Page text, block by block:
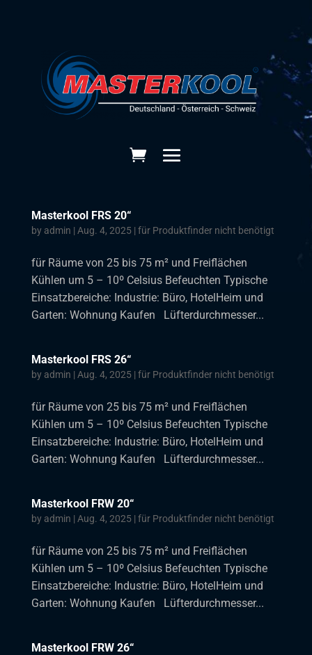
Masterkool FRS 20“
by admin | Aug. 4, 2025| für Produktfinder nicht benötigt
für Räume von 25 bis 75 m² und Freiflächen
Kühlen um 5 – 10º Celsius Befeuchten Typische
Einsatzbereiche: Industrie: Büro, HotelHeim und
Garten: Wohnung Kaufen Lüfterdurchmesser...
Masterkool FRS 26“
by admin | Aug. 4, 2025| für Produktfinder nicht benötigt
für Räume von 25 bis 75 m² und Freiflächen
Kühlen um 5 – 10º Celsius Befeuchten Typische
Einsatzbereiche: Industrie: Büro, HotelHeim und
Garten: Wohnung Kaufen Lüfterdurchmesser...
Masterkool FRW 20“
by admin | Aug. 4, 2025| für Produktfinder nicht benötigt
für Räume von 25 bis 75 m² und Freiflächen
Kühlen um 5 – 10º Celsius Befeuchten Typische
Einsatzbereiche: Industrie: Büro, HotelHeim und
Garten: Wohnung Kaufen Lüfterdurchmesser...
Masterkool FRW 26“